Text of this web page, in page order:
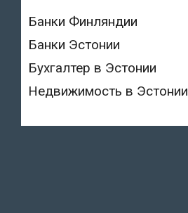
Банки Финляндии
Банки Эстонии
Бухгалтер в Эстонии
Недвижимость в Эстонии